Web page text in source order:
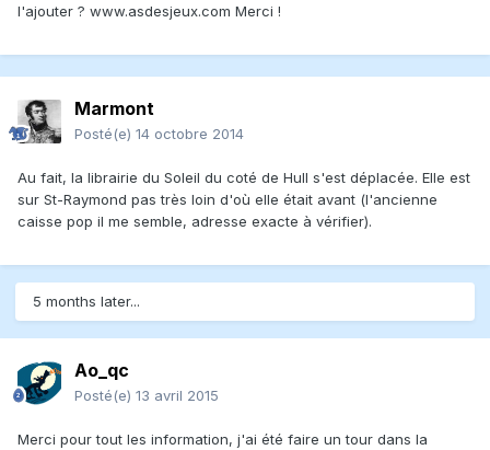
l'ajouter ? www.asdesjeux.com Merci !
Marmont
Posté(e) 14 octobre 2014
Au fait, la librairie du Soleil du coté de Hull s'est déplacée. Elle est
sur St-Raymond pas très loin d'où elle était avant (l'ancienne
caisse pop il me semble, adresse exacte à vérifier).
5 months later...
Ao_qc
Posté(e) 13 avril 2015
Merci pour tout les information, j'ai été faire un tour dans la